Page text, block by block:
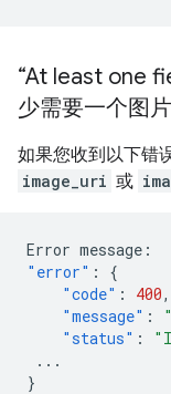
“At least one
少需要一个图片
如果您收到以下错
image_uri 或
Error message :
"error" :
{
"code" : 400,
"message" :
"status" :
...
}